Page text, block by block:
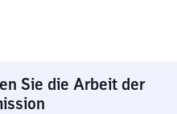
Sie die Arbeit der